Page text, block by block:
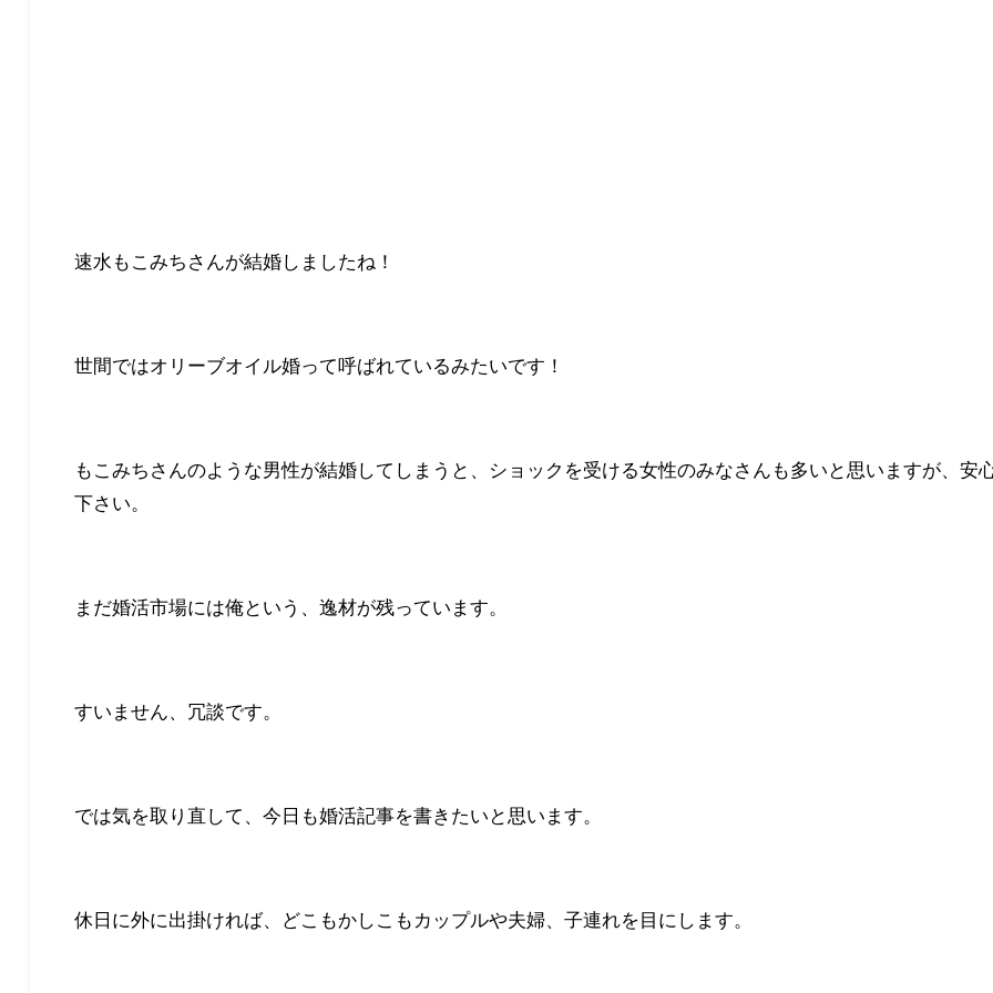
速水もこみちさんが結婚しましたね！
世間ではオリーブオイル婚って呼ばれているみたいです！
もこみちさんのような男性が結婚してしまうと、ショックを受ける女性のみなさんも多いと思いますが、安
下さい。
まだ婚活市場には俺という、逸材が残っています。
すいません、冗談です。
では気を取り直して、今日も婚活記事を書きたいと思います。
休日に外に出掛ければ、どこもかしこもカップルや夫婦、子連れを目にします。